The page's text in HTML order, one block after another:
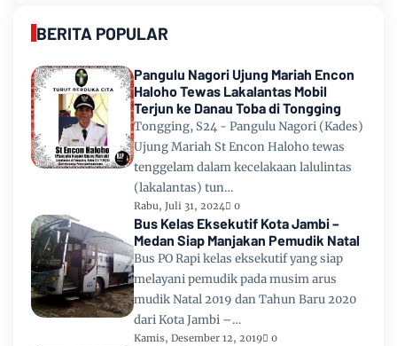
BERITA POPULAR
Pangulu Nagori Ujung Mariah Encon
Haloho Tewas Lakalantas Mobil
Terjun ke Danau Toba di Tongging
Tongging, S24 - Pangulu Nagori (Kades)
Ujung Mariah St Encon Haloho tewas
tenggelam dalam kecelakaan lalulintas
(lakalantas) tun…
Rabu, Juli 31, 2024 0
Bus Kelas Eksekutif Kota Jambi –
Medan Siap Manjakan Pemudik Natal
Bus PO Rapi kelas eksekutif yang siap
melayani pemudik pada musim arus
mudik Natal 2019 dan Tahun Baru 2020
dari Kota Jambi –…
Kamis, Desember 12, 2019 0